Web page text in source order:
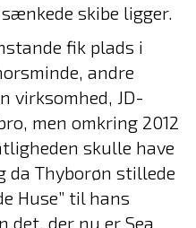
skibe ligger.
fik plads i
andre
virksomhed, JD-
men omkring 2012
skulle have
da Thyborøn stillede
Huse” til hans
det, der nu er Sea